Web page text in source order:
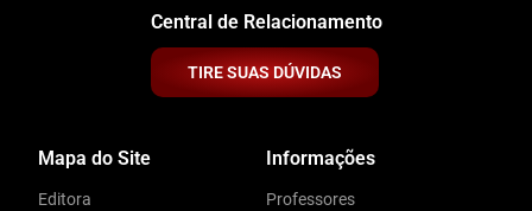
Central de Relacionamento
TIRE SUAS DÚVIDAS
Mapa do Site
Editora
Informações
Professores